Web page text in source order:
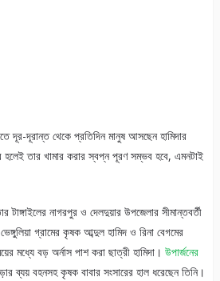
দূর-দূরান্ত থেকে প্রতিদিন মানুষ আসছেন হামিদার
হলেই তার খামার করার স্বপ্ন পূরণ সম্ভব হবে, এমনটাই
টাঙ্গাইলের নাগরপুর ও দেলদুয়ার উপজেলার সীমান্তবর্তী
গ্রামের কৃষক আব্দুল হামিদ ও রিনা বেগমের
মধ্যে বড় অর্নাস পাশ করা ছাত্রী হামিদা। উপার্জনের
ব্যয় বহনসহ কৃষক বাবার সংসারের হাল ধরেছেন তিনি।